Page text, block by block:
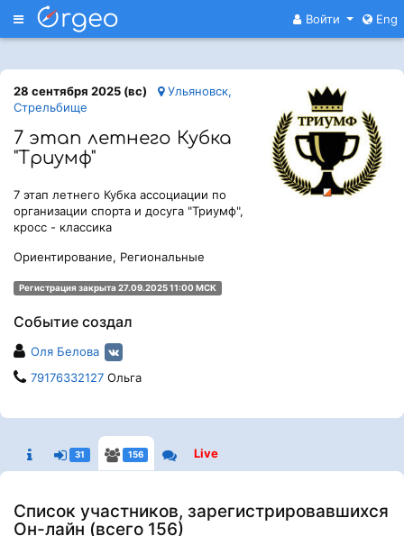
Меню Войти Eng
28 сентября 2025 (вс)
Ульяновск,
Стрельбище
7 этап летнего Кубка
"Триумф"
7 этап летнего Кубка ассоциации по
организации спорта и досуга "Триумф",
кросс - классика
Ориентирование, Региональные
Регистрация закрыта 27.09.2025 11:00 МСК
Событие создал
Оля Белова
79176332127 Ольга
31 156 Live
Список участников, зарегистрировавшихся
Он-лайн (всего 156)